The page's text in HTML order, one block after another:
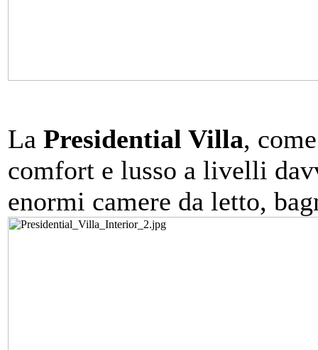
La Presidential Villa,
comfort e lusso a livelli
enormi camere da letto,